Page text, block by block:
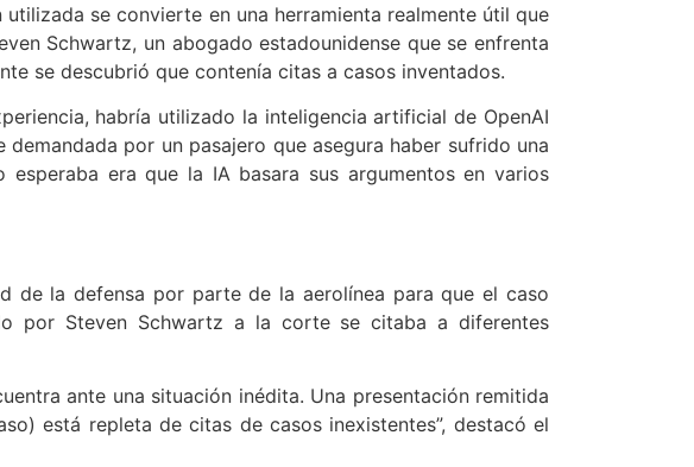
se convierte en una herramienta realmente útil que
Schwartz, un abogado estadounidense que se enfrenta
se descubrió que contenía citas a casos inventados.
habría utilizado la inteligencia artificial de OpenAI
por un pasajero que asegura haber sufrido una
era que la IA basara sus argumentos en varios
de la defensa por parte de la aerolínea para que el caso
por Steven Schwartz a la corte se citaba a diferentes
ante una situación inédita. Una presentación remitida
está repleta de citas de casos inexistentes”, destacó el